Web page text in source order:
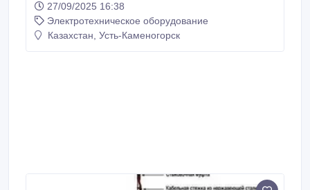
135, +7 (708) 4707-135, +7 (777) 248-64-22 E-mail:
zavarzin60@bk.ru Каталожный номер и шифр
элементов системы заземления Наименование
Круглый токоотвод пруток, оцинкованная сталь
27/09/2025 16:38
Электротехническое оборудование
Казахстан, Усть-Каменогорск